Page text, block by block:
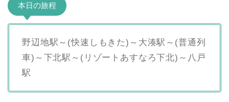
本日の旅程
野辺地駅～(快速しもきた)～大湊駅～(普通列
車)～下北駅～(リゾートあすなろ下北)～八戸
駅